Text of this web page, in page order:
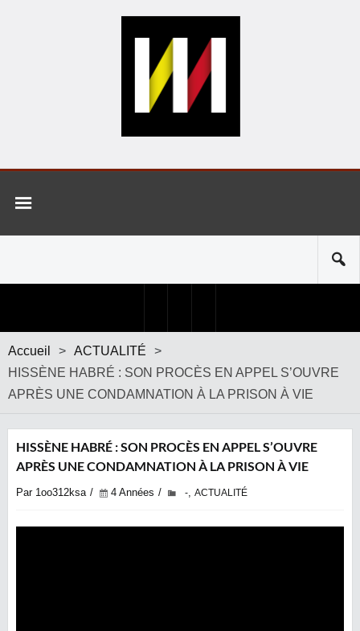
Accueil > ACTUALITÉ
>
HISSÈNE HABRÉ : SON PROCÈS EN APPEL S’OUVRE
APRÈS UNE CONDAMNATION À LA PRISON À VIE
HISSÈNE HABRÉ : SON PROCÈS EN APPEL S’OUVRE
APRÈS UNE CONDAMNATION À LA PRISON À VIE
Par 1oo312ksa 4 Années -, ACTUALITÉ